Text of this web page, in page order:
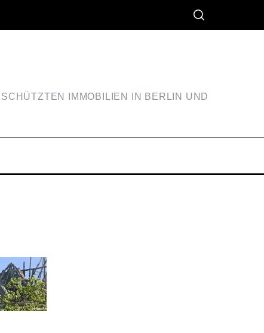
IMMOBILIEN IN BERLIN UND